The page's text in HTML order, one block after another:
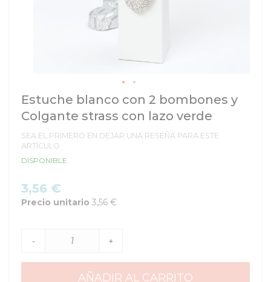
Saltar
al
comienzo
la
galería
de
Estuche blanco con 2 bombones y
Colgante strass con lazo verde
SEA EL PRIMERO EN DEJAR UNA RESEÑA PARA ESTE
ARTÍCULO
DISPONIBLE
3,56 €
Precio unitario 3,56 €
- +
AÑADIR AL CARRITO